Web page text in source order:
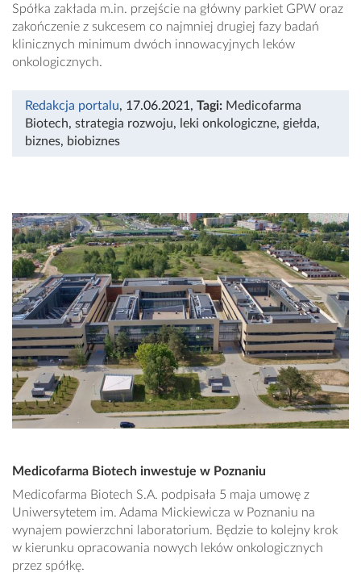
Spółka zakłada m.in. przejście na główny parkiet GPW oraz
zakończenie z sukcesem co najmniej drugiej fazy badań
klinicznych minimum dwóch innowacyjnych leków
onkologicznych.
Redakcja portalu, 17.06.2021 , Tagi: Medicofarma
Biotech, strategia rozwoju, leki onkologiczne, giełda,
biznes, biobiznes
Medicofarma Biotech inwestuje w Poznaniu
Medicofarma Biotech S.A. podpisała 5 maja umowę z
Uniwersytetem im. Adama Mickiewicza w Poznaniu na
wynajem powierzchni laboratorium. Będzie to kolejny krok
w kierunku opracowania nowych leków onkologicznych
przez spółkę.